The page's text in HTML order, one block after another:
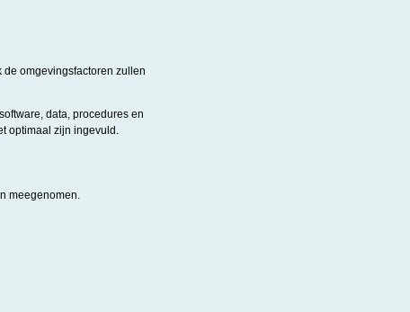
omgevingsfactoren zullen
data, procedures en
optimaal zijn ingevuld.
meegenomen.